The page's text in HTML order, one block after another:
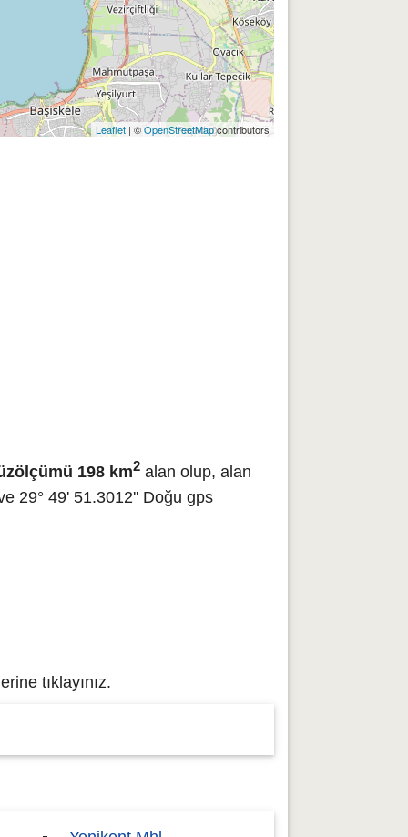
Leaflet | ©OpenStreetMapcontributors
198 km2 alan olup, alan
29° 49' 51.3012'' Doğu gps
tıklayınız.